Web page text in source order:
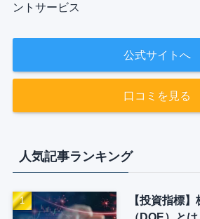
ントサービス
公式サイトへ
口コミを見る
人気記事ランキング
【投資指標